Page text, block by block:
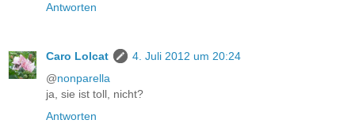
Antworten
Caro Lolcat
4. Juli 2012 um 20:24
@nonparella
ja, sie ist toll, nicht?
Antworten